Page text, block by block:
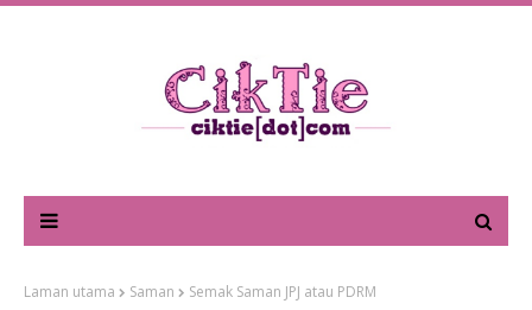
Laman utama Saman Semak Saman JPJ atau PDRM